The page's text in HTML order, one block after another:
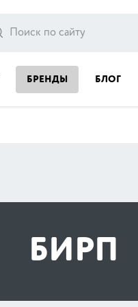
БРЕНДЫ БЛОГ
БИРП